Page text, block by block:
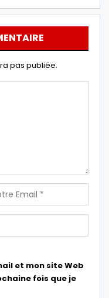
pas publiée.
et mon site Web
fois que je